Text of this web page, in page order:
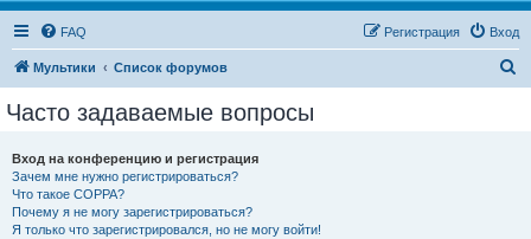
FAQ Вход
Регистрация
Мультики Список форумов
Часто задаваемые вопросы
Вход на конференцию и регистрация
Зачем мне нужно регистрироваться?
Что такое COPPA?
Почему я не могу зарегистрироваться?
Я только что зарегистрировался, но не могу войти!